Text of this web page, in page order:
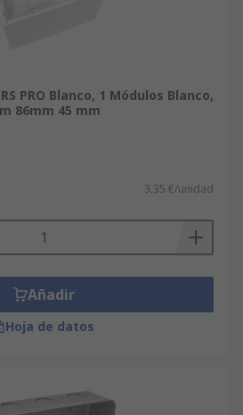
PRO Blanco, 1 Módulos Blanco,
86mm 45 mm
3,35 €/unidad
Añadir
Hoja de datos